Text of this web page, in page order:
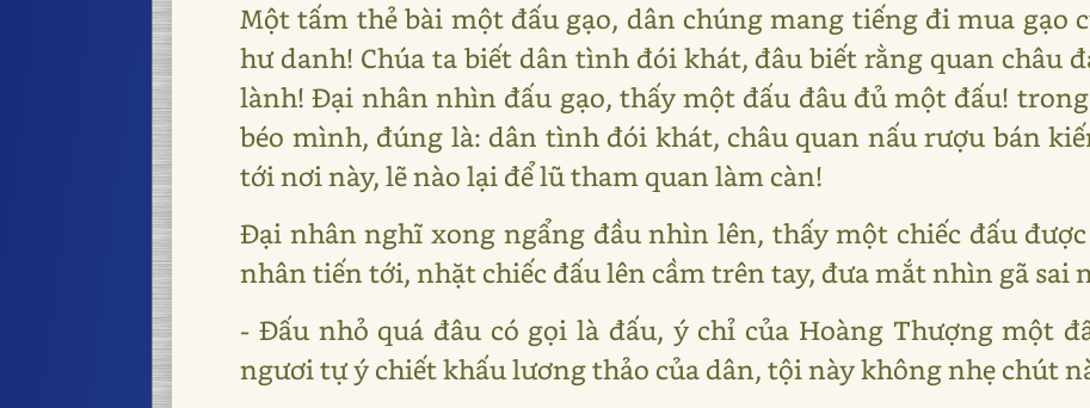
Một tấm thẻ bài một đấu gạo, dân chúng mang tiếng đi mua gạo
hư danh! Chúa ta biết dân tình đói khát, đâu biết rằng quan châu
lành! Đại nhân nhìn đấu gạo, thấy một đấu đâu đủ một đấu!
béo mình, đúng là: dân tình đói khát, châu quan nấu rượu bán
tới nơi này, lẽ nào lại để lũ tham quan làm càn!
Đại nhân nghĩ xong ngẩng đầu nhìn lên, thấy một chiếc đấu
nhân tiến tới, nhặt chiếc đấu lên cầm trên tay, đưa mắt nhìn gã sai
- Đấu nhỏ quá đâu có gọi là đấu, ý chỉ của Hoàng Thượng một
ngươi tự ý chiết khấu lương thảo của dân, tội này không nhẹ chút